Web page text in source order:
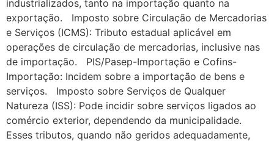
industrializados, tanto na importação quanto na
exportação. Imposto sobre Circulação de Mercadorias
e Serviços (ICMS): Tributo estadual aplicável em
operações de circulação de mercadorias, inclusive nas
de importação. PIS/Pasep-Importação e Cofins-
Importação: Incidem sobre a importação de bens e
serviços. Imposto sobre Serviços de Qualquer
Natureza (ISS): Pode incidir sobre serviços ligados ao
comércio exterior, dependendo da municipalidade.
Esses tributos, quando não geridos adequadamente,